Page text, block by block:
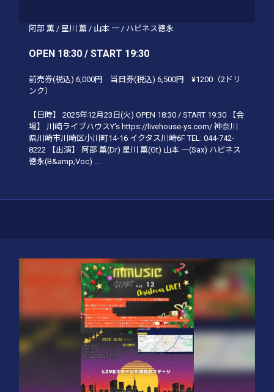
阿部 薫 / 星川 薫 / 山本 一 / ハピネス徳永
OPEN 18:30 / START 19:30
前売券(税込) 6,000円 当日券(税込) 6,500円
¥1200（2ドリ
ンク）
【日時】 2025年12月23日(火) OPEN 18:30 / START 19:30 【会
場】 川崎ライブハウスY's https://livehouse-ys.com/ 神奈川
県川崎市川崎区小川町14-16 イクタス川崎6F TEL: 044-742-
8222 【出演】 阿部 薫(Dr) 星川 薫(Gt) 山本 一(Sax) ハピネス
徳永(B&amp;Voc) ...